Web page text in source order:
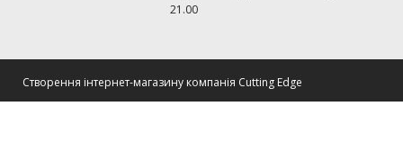
21.00
Cтворення інтернет-магазину компанія Cutting Edge